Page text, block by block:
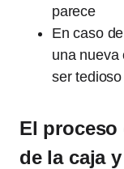
parece
En caso
una nueva
ser tedioso
El proceso
de la caja